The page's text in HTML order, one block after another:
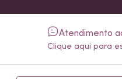
Atendimento
Clique aqui para